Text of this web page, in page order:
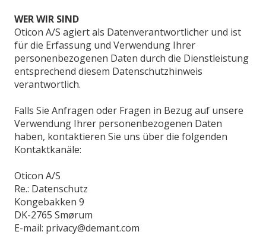
WER WIR SIND
Oticon A/S agiert als Datenverantwortlicher und ist
für die Erfassung und Verwendung Ihrer
personenbezogenen Daten durch die Dienstleistung
entsprechend diesem Datenschutzhinweis
verantwortlich.
Falls Sie Anfragen oder Fragen in Bezug auf unsere
Verwendung Ihrer personenbezogenen Daten
haben, kontaktieren Sie uns über die folgenden
Kontaktkanäle:
Oticon A/S
Re.: Datenschutz
Kongebakken 9
DK-2765 Smørum
E-mail: privacy@demant.com